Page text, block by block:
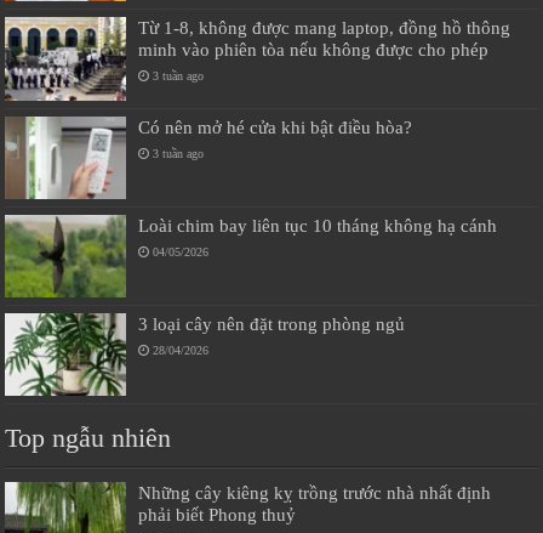
Từ 1-8, không được mang laptop, đồng hồ thông
minh vào phiên tòa nếu không được cho phép
3 tuần ago
Có nên mở hé cửa khi bật điều hòa?
3 tuần ago
Loài chim bay liên tục 10 tháng không hạ cánh
04/05/2026
3 loại cây nên đặt trong phòng ngủ
28/04/2026
Top ngẫu nhiên
Những cây kiêng kỵ trồng trước nhà nhất định
phải biết Phong thuỷ